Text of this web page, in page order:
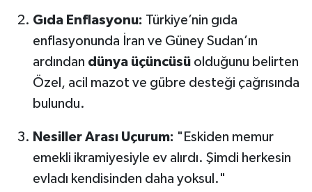
Gıda Enflasyonu: Türkiye’nin gıda
enflasyonunda İran ve Güney Sudan’ın
ardından dünya üçüncüsüolduğunu belirten
Özel, acil mazot ve gübre desteği çağrısında
bulundu.
Nesiller Arası Uçurum: "Eskiden memur
emekli ikramiyesiyle ev alırdı. Şimdi herkesin
evladı kendisinden daha yoksul."